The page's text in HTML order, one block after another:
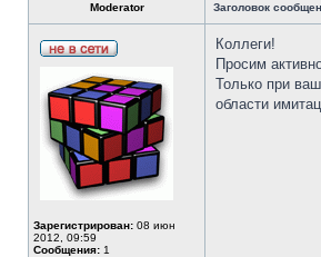
Moderator Заголовок
Зарегистрирован: 08 июн
2012, 09:59
Сообщения: 1
Коллеги!
Просим
Только при
области